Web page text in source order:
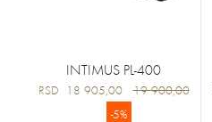
INTIMUS PL-400
RSD 18 905,0019 900,00
-5%